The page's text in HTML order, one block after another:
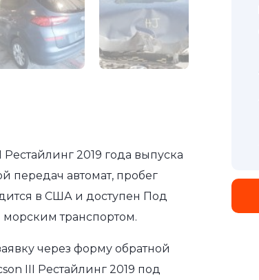
2019 года выпуска
передач автомат, пробег
в США и доступен Под
морским транспортом.
через форму обратной
III Рестайлинг 2019 под